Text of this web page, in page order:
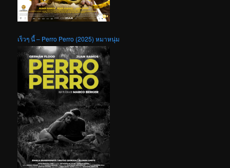
เร็วๆ นี้ – Perro Perro (2025) หมาหนุ่ม